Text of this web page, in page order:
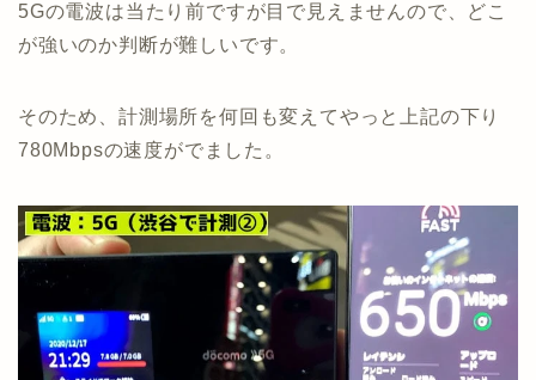
5Gの電波は当たり前ですが目で見えませんので、どこ
が強いのか判断が難しいです。
そのため、計測場所を何回も変えてやっと上記の下り
780Mbpsの速度がでました。